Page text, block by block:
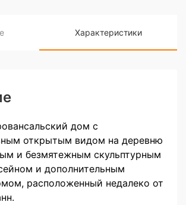
Характеристики
дом с
открытым видом на деревню
и безмятежным скульптурным
и дополнительным
расположенный недалеко от